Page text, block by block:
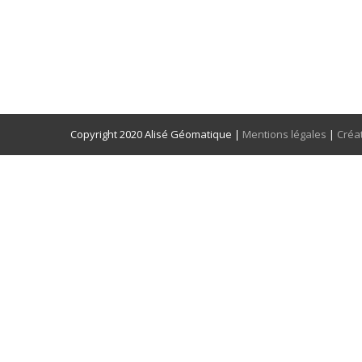
Copyright 2020 Alisé Géomatique | Mentions légales |